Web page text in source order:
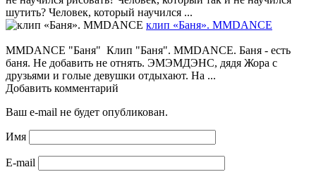
шутить? Человек, который научился ...
клип «Баня». MMDANCE
MMDANCE "Баня" Клип "Баня". MMDANCE. Баня - есть
баня. Не добавить не отнять. ЭМЭМДЭНС, дядя Жора с
друзьями и голые девушки отдыхают. На ...
Добавить комментарий
Ваш e-mail не будет опубликован.
Имя
E-mail